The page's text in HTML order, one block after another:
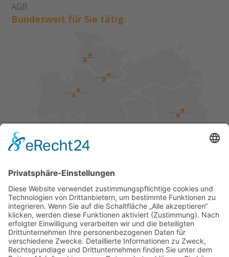
AGB
Bundesweit für Sie tätig: